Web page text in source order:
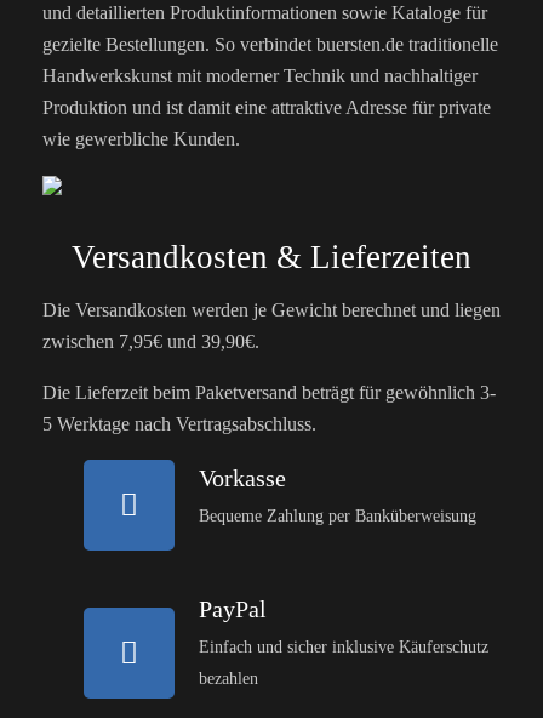
und detaillierten Produktinformationen sowie Kataloge für
gezielte Bestellungen. So verbindet buersten.de traditionelle
Handwerkskunst mit moderner Technik und nachhaltiger
Produktion und ist damit eine attraktive Adresse für private
wie gewerbliche Kunden.
Versandkosten & Lieferzeiten
Die Versandkosten werden je Gewicht berechnet und liegen
zwischen 7,95€ und 39,90€.
Die Lieferzeit beim Paketversand beträgt für gewöhnlich 3-
5 Werktage nach Vertragsabschluss.
Vorkasse
Bequeme Zahlung per Banküberweisung
PayPal
Einfach und sicher inklusive Käuferschutz
bezahlen